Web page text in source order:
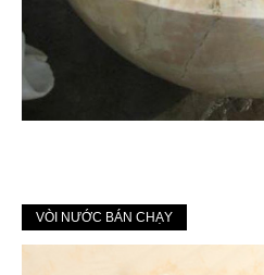
VÒI NƯỚC BÁN CHẠY